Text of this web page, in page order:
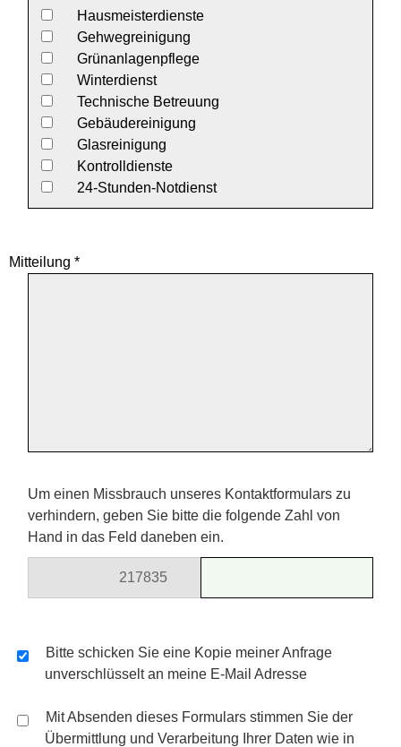
Hausmeisterdienste
Gehwegreinigung
Grünanlagenpflege
Winterdienst
Technische Betreuung
Gebäudereinigung
Glasreinigung
Kontrolldienste
24-Stunden-Notdienst
Mitteilung *
Um einen Missbrauch unseres Kontaktformulars zu
verhindern, geben Sie bitte die folgende Zahl von
Hand in das Feld daneben ein.
217835
Bitte schicken Sie eine Kopie meiner Anfrage
unverschlüsselt an meine E-Mail Adresse
Mit Absenden dieses Formulars stimmen Sie der
Übermittlung und Verarbeitung Ihrer Daten wie in